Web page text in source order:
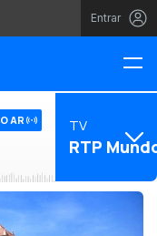
Entrar
AR TV
RTP